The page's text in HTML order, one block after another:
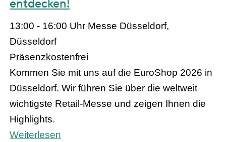
entdecken!
13:00 - 16:00 Uhr Messe Düsseldorf,
Düsseldorf
Präsenzkostenfrei
Kommen Sie mit uns auf die EuroShop 2026 in
Düsseldorf. Wir führen Sie über die weltweit
wichtigste Retail-Messe und zeigen Ihnen die
Highlights.
Weiterlesen